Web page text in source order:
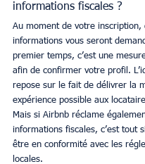
informations fiscales ?
Au moment de votre inscription,
informations vous seront
premier temps, c’est une
afin de confirmer votre profil.
repose sur le fait de délivrer la
expérience possible aux
Mais si Airbnb réclame
informations fiscales, c’est tout
être en conformité avec les
locales.